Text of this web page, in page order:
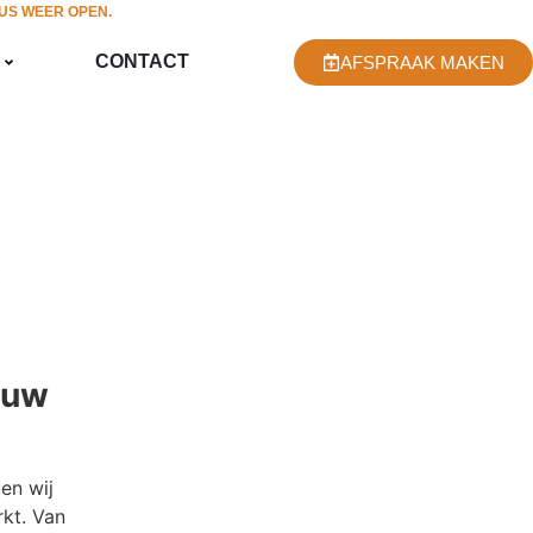
WEER OPEN.
CONTACT AFSPRAAK MAKEN
wij
Van